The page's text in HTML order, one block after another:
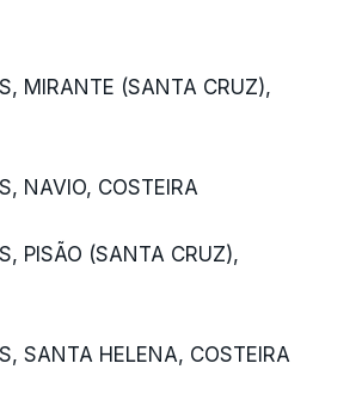
MIRANTE (SANTA CRUZ),
NAVIO, COSTEIRA
PISÃO (SANTA CRUZ),
SANTA HELENA, COSTEIRA